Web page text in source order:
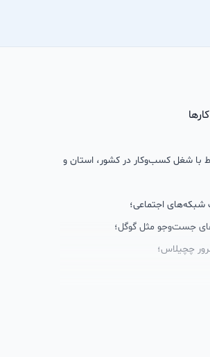
مرتبط با شغل کسب‌وکار در کشور، استان و
اجتماعی؛
جست‌وجو مثل گوگل؛